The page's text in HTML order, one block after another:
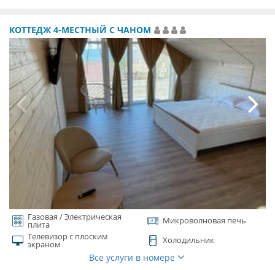
КОТТЕДЖ 4-МЕСТНЫЙ С ЧАНОМ
Газовая / Электрическая
плита
Микроволновая печь
Телевизор с плоским
экраном Холодильник
Все услуги в номере